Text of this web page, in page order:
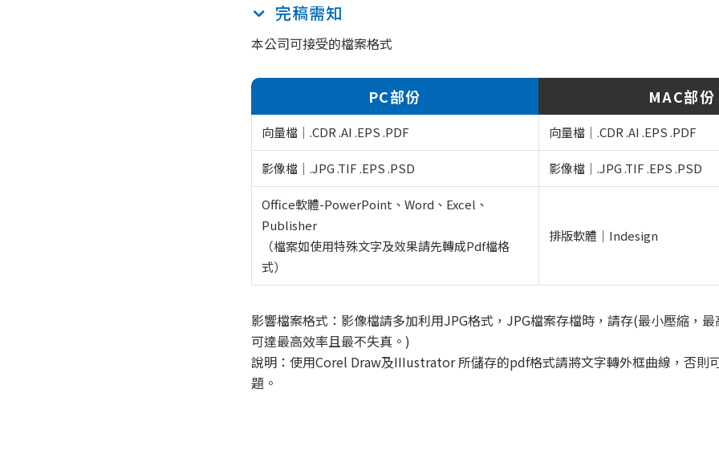
完稿需知
本公司可接受的檔案格式
PC部份 MAC部份
向量檔｜.CDR .AI .EPS .PDF 向量檔｜.CDR .AI .EPS .PDF
影像檔｜.JPG .TIF .EPS .PSD 影像檔｜.JPG .TIF .EPS .PSD
Office軟體-PowerPoint、Word、Excel、
Publisher
（檔案如使用特殊文字及效果請先轉成Pdf檔格
式）
排版軟體｜Indesign
影響檔案格式：影像檔請多加利用JPG格式，JPG檔案存檔時，請存(最小壓縮，
可達最高效率且最不失真。)
說明：使用Corel Draw及IIIustrator 所儲存的pdf格式請將文字轉外框曲線，否則
題。